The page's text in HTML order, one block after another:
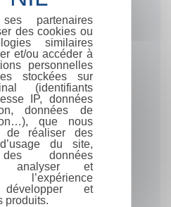
partenaires
des cookies ou
similaires
et/ou accéder à
personnelles
stockées sur
(identifiants
IP, données
données de
que nous
de réaliser des
du site,
données
analyser et
l’expérience
développer et
produits.